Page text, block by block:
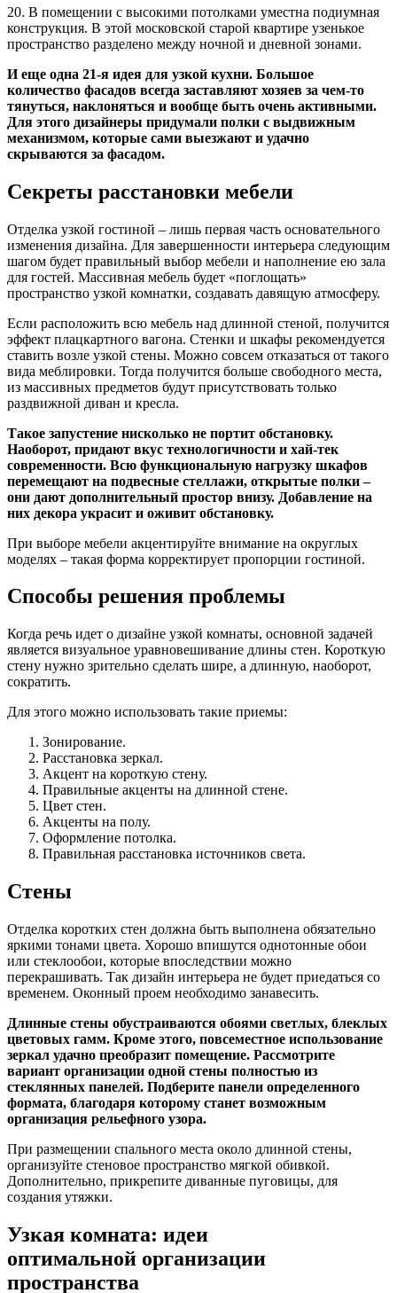
20. В помещении с высокими потолками уместна подиумная
конструкция. В этой московской старой квартире узенькое
пространство разделено между ночной и дневной зонами.
И еще одна 21-я идея для узкой кухни. Большое
количество фасадов всегда заставляют хозяев за чем-то
тянуться, наклоняться и вообще быть очень активными.
Для этого дизайнеры придумали полки с выдвижным
механизмом, которые сами выезжают и удачно
скрываются за фасадом.
Секреты расстановки мебели
Отделка узкой гостиной – лишь первая часть основательного
изменения дизайна. Для завершенности интерьера следующим
шагом будет правильный выбор мебели и наполнение ею зала
для гостей. Массивная мебель будет «поглощать»
пространство узкой комнатки, создавать давящую атмосферу.
Если расположить всю мебель над длинной стеной, получится
эффект плацкартного вагона. Стенки и шкафы рекомендуется
ставить возле узкой стены. Можно совсем отказаться от такого
вида меблировки. Тогда получится больше свободного места,
из массивных предметов будут присутствовать только
раздвижной диван и кресла.
Такое запустение нисколько не портит обстановку.
Наоборот, придают вкус технологичности и хай-тек
современности. Всю функциональную нагрузку шкафов
перемещают на подвесные стеллажи, открытые полки –
они дают дополнительный простор внизу. Добавление на
них декора украсит и оживит обстановку.
При выборе мебели акцентируйте внимание на округлых
моделях – такая форма корректирует пропорции гостиной.
Способы решения проблемы
Когда речь идет о дизайне узкой комнаты, основной задачей
является визуальное уравновешивание длины стен. Короткую
стену нужно зрительно сделать шире, а длинную, наоборот,
сократить.
Для этого можно использовать такие приемы:
Зонирование.
Расстановка зеркал.
Акцент на короткую стену.
Правильные акценты на длинной стене.
Цвет стен.
Акценты на полу.
Оформление потолка.
Правильная расстановка источников света.
Стены
Отделка коротких стен должна быть выполнена обязательно
яркими тонами цвета. Хорошо впишутся однотонные обои
или стеклообои, которые впоследствии можно
перекрашивать. Так дизайн интерьера не будет приедаться со
временем. Оконный проем необходимо занавесить.
Длинные стены обустраиваются обоями светлых, блеклых
цветовых гамм. Кроме этого, повсеместное использование
зеркал удачно преобразит помещение. Рассмотрите
вариант организации одной стены полностью из
стеклянных панелей. Подберите панели определенного
формата, благодаря которому станет возможным
организация рельефного узора.
При размещении спального места около длинной стены,
организуйте стеновое пространство мягкой обивкой.
Дополнительно, прикрепите диванные пуговицы, для
создания утяжки.
Узкая комната: идеи
оптимальной организации
пространства